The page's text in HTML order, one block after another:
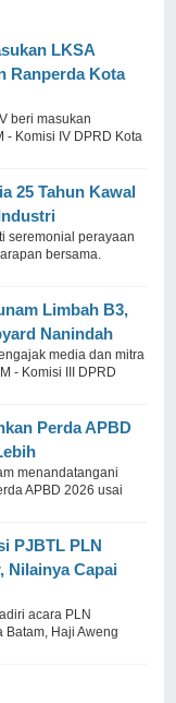
LKSA
Ranperda Kota
beri masukan
- Komisi IV DPRD Kota
25 Tahun Kawal
seremonial perayaan
bersama.
Limbah B3,
Nanindah
media dan mitra
- Komisi III DPRD
Perda APBD
menandatangani
APBD 2026 usai
PJBTL PLN
Nilainya Capai
acara PLN
Batam, Haji Aweng